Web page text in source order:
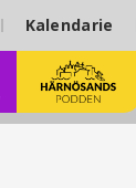
Kalendarie